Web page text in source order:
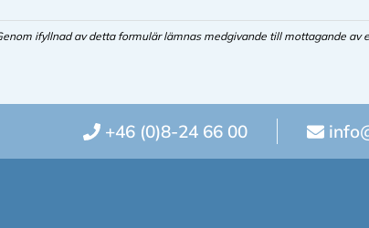
ifyllnad av detta formulär lämnas medgivande till mottagande av
+46 (0)8-24 66 00